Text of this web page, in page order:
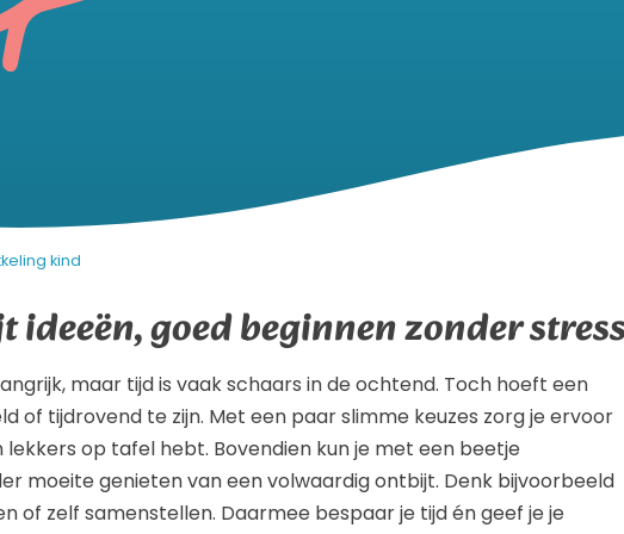
kind
ideeën, goed beginnen zonder
maar tijd is vaak schaars in de ochtend. Toch hoeft een
of tijdrovend te zijn. Met een paar slimme keuzes zorg je ervoor
op tafel hebt. Bovendien kun je met een beetje
moeite genieten van een volwaardig ontbijt. Denk bijvoorbeeld
of zelf samenstellen. Daarmee bespaar je tijd én geef je je